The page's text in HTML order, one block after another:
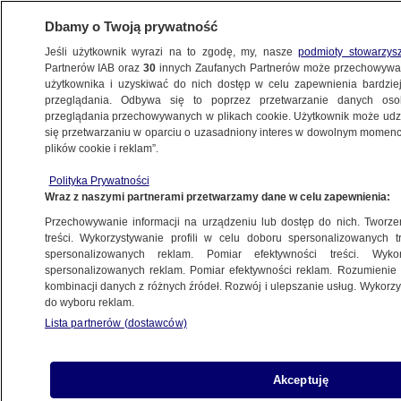
POLSKA
Kukiz, blockchain i "platforma do e-
votingu". Na co Fundacja "Potrafisz
Polsko!" wydaje miliony
od premiera?
5.10.2023, 17:44
F undacja związana z Pawłem Kukizem,
"jedynką" PiS na Opolszczyźnie,
Dbamy o Twoją prywatność
Jeśli użytkownik wyrazi na to zgodę, my, naszepodmioty
Partnerów IAB oraz30 innych Zaufanych Partnerów może
użytkownika i uzyskiwać do nich dostęp w celu zapewnienia
przeglądania. Odbywa się to poprzez przetwarzanie danych
przeglądania przechowywanych w plikach cookie. Użytkownik może
się przetwarzaniu w oparciu o uzasadniony interes w dowolnym
plików cookie i reklam”.
Polityka Prywatności
Wraz z naszymi partnerami przetwarzamy dane w celu zapewnienia:
Przechowywanie informacji na urządzeniu lub dostęp do nich.
treści. Wykorzystywanie profili w celu doboru spersonalizowanych
spersonalizowanych reklam. Pomiar efektywności treści.
spersonalizowanych reklam. Pomiar efektywności reklam.
kombinacji danych z różnych źródeł. Rozwój i ulepszanie usług.
do wyboru reklam.
Lista partnerów (dostawców)
Akceptuję